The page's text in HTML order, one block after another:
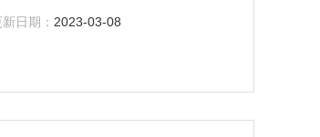
新日期： 2023-03-08